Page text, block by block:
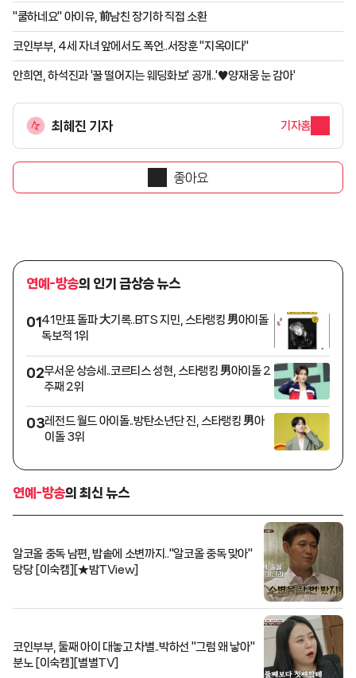
"쿨하네요" 아이유, 前남친 장기하 직접 소환
코인부부, 4세 자녀 앞에서도 폭언..서장훈 "지옥이다"
안희연, 하석진과 '꿀 떨어지는 웨딩화보' 공개..'♥양재웅 눈 감아'
최혜진 기자 기자홈
좋아요
연예-방송의 인기 급상승 뉴스
0141만표 돌파 大기록..BTS 지민, 스타랭킹 男아이돌
독보적 1위
02무서운 상승세..코르티스 성현, 스타랭킹 男아이돌 2
주째 2위
03레전드 월드 아이돌..방탄소년단 진, 스타랭킹 男아
이돌 3위
연예-방송의 최신 뉴스
알코올 중독 남편, 밥솥에 소변까지.."알코올 중독 맞아"
당당 [이숙캠][★밤TView]
코인부부, 둘째 아이 대놓고 차별..박하선 "그럼 왜 낳아"
분노 [이숙캠][별별TV]